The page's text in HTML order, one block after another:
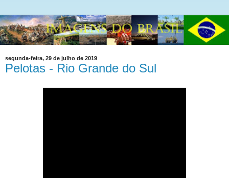
segunda-feira, 29 de julho de 2019
Pelotas - Rio Grande do Sul